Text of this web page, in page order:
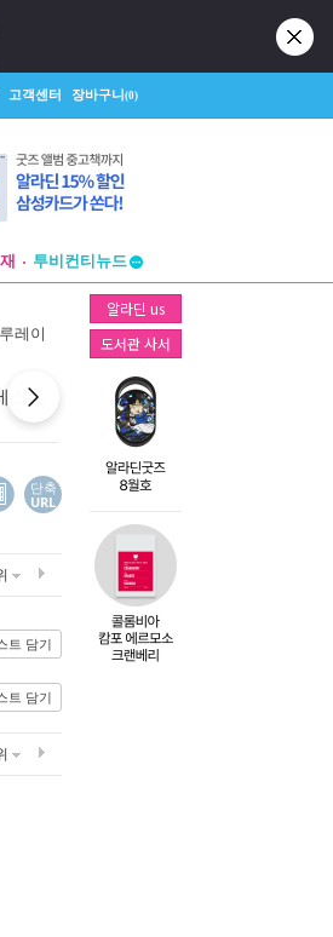
고객센터 장바구니(0)
투비컨티뉴드
창작플랫폼
투비컨티뉴드
알라딘 us
도서관 사서
레이
스트 역대 베스트
단축
URL
트 담기
트 담기